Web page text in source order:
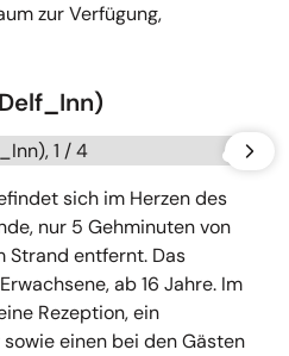
zur Verfügung,
und Salzgrotte gegen
mobilitätseingeschränkte
sich im Herzen des
nur 5 Gehminuten von
Strand entfernt. Das
ab 16 Jahre. Im
Rezeption, ein
einen bei den Gästen